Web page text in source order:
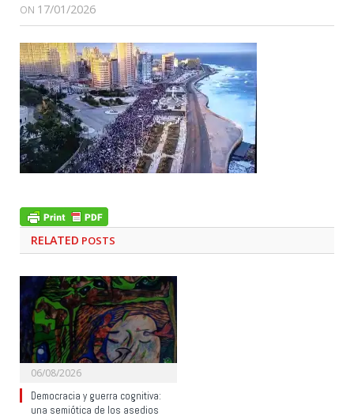
ON 17/01/2026
RELATED POSTS
06/08/2026
Democracia y guerra cognitiva:
una semiótica de los asedios